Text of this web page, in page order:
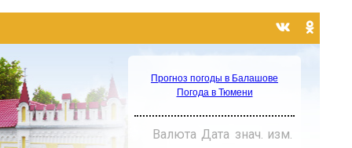
Прогноз погоды в Балашове
Погода в Тюмени
Валюта Дата знач. изм.